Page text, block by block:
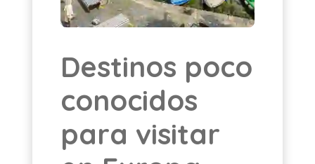
Destinos poco
conocidos
para visitar